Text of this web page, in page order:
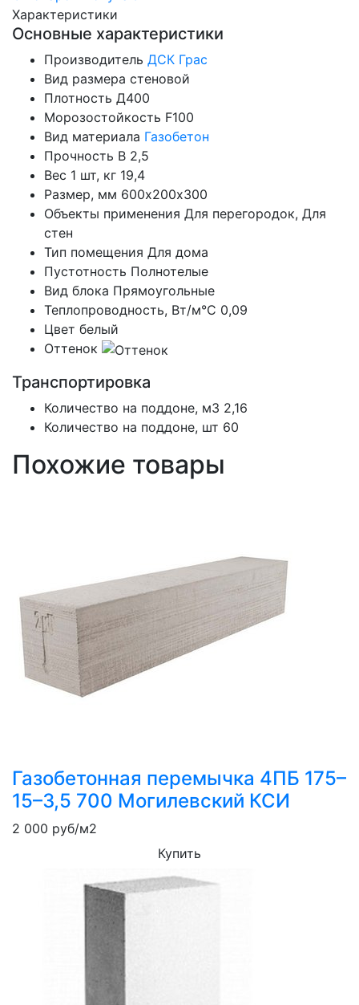
Характеристики
Основные характеристики
Производитель ДСК Грас
Вид размера стеновой
Плотность Д400
Морозостойкость F100
Вид материала Газобетон
Прочность B 2,5
Вес 1 шт, кг 19,4
Размер, мм 600х200х300
Объекты применения Для перегородок, Для
стен
Тип помещения Для дома
Пустотность Полнотелые
Вид блока Прямоугольные
Теплопроводность, Вт/м°С 0,09
Цвет белый
Оттенок
Транспортировка
Количество на поддоне, м3 2,16
Количество на поддоне, шт 60
Похожие товары
Газобетонная перемычка 4ПБ 175–
15–3,5 700 Могилевский КСИ
2 000 руб/м2
Купить